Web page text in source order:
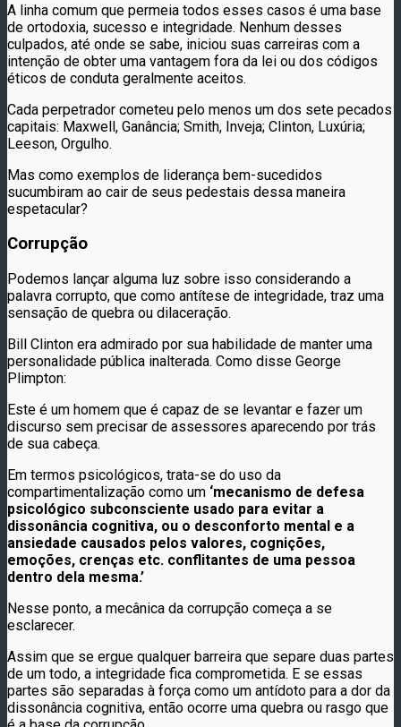
A linha comum que permeia todos esses casos é uma base
de ortodoxia, sucesso e integridade. Nenhum desses
culpados, até onde se sabe, iniciou suas carreiras com a
intenção de obter uma vantagem fora da lei ou dos códigos
éticos de conduta geralmente aceitos.
Cada perpetrador cometeu pelo menos um dos sete pecados
capitais: Maxwell, Ganância; Smith, Inveja; Clinton, Luxúria;
Leeson, Orgulho.
Mas como exemplos de liderança bem-sucedidos
sucumbiram ao cair de seus pedestais dessa maneira
espetacular?
Corrupção
Podemos lançar alguma luz sobre isso considerando a
palavra corrupto, que como antítese de integridade, traz uma
sensação de quebra ou dilaceração.
Bill Clinton era admirado por sua habilidade de manter uma
personalidade pública inalterada. Como disse George
Plimpton:
Este é um homem que é capaz de se levantar e fazer um
discurso sem precisar de assessores aparecendo por trás
de sua cabeça.
Em termos psicológicos, trata-se do uso da
compartimentalização como um ‘mecanismo de defesa
psicológico subconsciente usado para evitar a
dissonância cognitiva, ou o desconforto mental e a
ansiedade causados pelos valores, cognições,
emoções, crenças etc. conflitantes de uma pessoa
dentro dela mesma.’
Nesse ponto, a mecânica da corrupção começa a se
esclarecer.
Assim que se ergue qualquer barreira que separe duas partes
de um todo, a integridade fica comprometida. E se essas
partes são separadas à força como um antídoto para a dor da
dissonância cognitiva, então ocorre uma quebra ou rasgo que